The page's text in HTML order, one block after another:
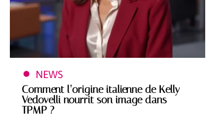
NEWS
Comment l’origine italienne de Kelly
Vedovelli nourrit son image dans
TPMP ?